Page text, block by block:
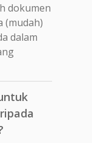
dokumen
(mudah)
dalam